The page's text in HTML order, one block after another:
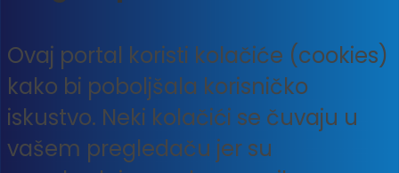
Ovaj portal koristi kolačiće (cookies)
kako bi poboljšala korisničko
iskustvo. Neki kolačići se čuvaju u
vašem pregledaču jer su